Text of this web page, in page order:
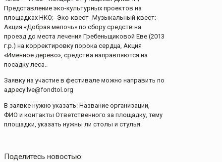
Представление эко-культурных проектов на
площадках НКО;- Эко-квест- Музыкальный квест;-
Акция «Добрая мелочь» по сбору средств на
проезд до места лечения Гребеньщиковой Еве (2013
г.р.) на корректировку порока сердца, Акция
«Именное дерево», средства направляются на
посадку леса..
Заявку на участие в фестивале можно направить по
адресу:lve@fondtol.org
В заявке нужно указать: Название организации,
ФИО и контакты Ответственного за площадку, тему
площадки, указать нужны ли столы и стулья.
Поделитесь новостью: